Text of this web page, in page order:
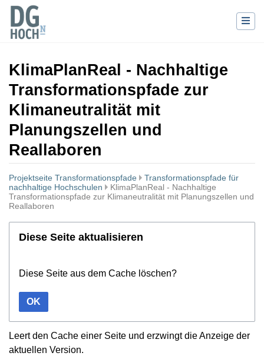
KlimaPlanReal - Nachhaltige
Transformationspfade zur
Klimaneutralität mit
Planungszellen und
Reallaboren
Projektseite Transformationspfade
Transformationspfade für
nachhaltige Hochschulen
KlimaPlanReal - Nachhaltige
Transformationspfade zur Klimaneutralität mit Planungszellen und
Reallaboren
Diese Seite aktualisieren
Diese Seite aus dem Cache löschen?
OK
Leert den Cache einer Seite und erzwingt die Anzeige der
aktuellen Version.